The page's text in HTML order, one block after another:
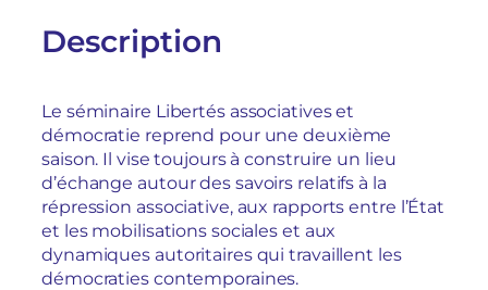
Description
Le séminaire Libertés associatives et
démocratie reprend pour une deuxième
saison. Il vise toujours à construire un lieu
d’échange autour des savoirs relatifs à la
répression associative, aux rapports entre l’État
et les mobilisations sociales et aux
dynamiques autoritaires qui travaillent les
démocraties contemporaines.